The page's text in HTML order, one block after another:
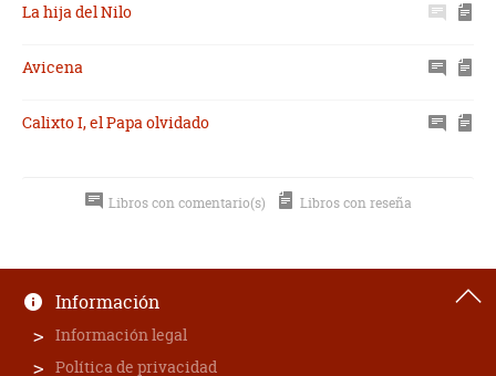
La hija del Nilo
Avicena
Calixto I, el Papa olvidado
Libros con comentario(s) Libros con reseña
Información
Información legal
Política de privacidad